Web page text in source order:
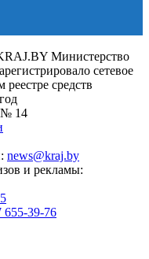
Министерство
сетевое
средств
№ 14
news@kraj.by
и рекламы:
655-39-76